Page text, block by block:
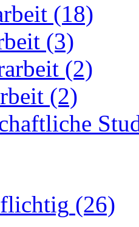
(18)
(3)
(2)
(2)
(26)